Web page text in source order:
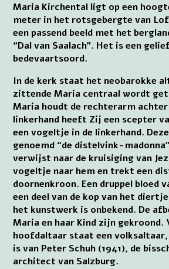
Maria Kirchental ligt op een
meter in het rotsgebergte van
een passend beeld met het
“Dal van Saalach”. Het is een
bedevaartsoord.
In de kerk staat het neobarokke
zittende Maria centraal wordt
Maria houdt de rechterarm achter
linkerhand heeft Zij een scepter
een vogeltje in de linkerhand.
genoemd “de distelvink-
verwijst naar de kruisiging van
vogeltje naar hem en trekt een
doornenkroon. Een druppel bloed
een deel van de kop van het
het kunstwerk is onbekend. De
Maria en haar Kind zijn gekroond.
hoofdaltaar staat een
is van Peter Schuh (1941), de
architect van Salzburg.